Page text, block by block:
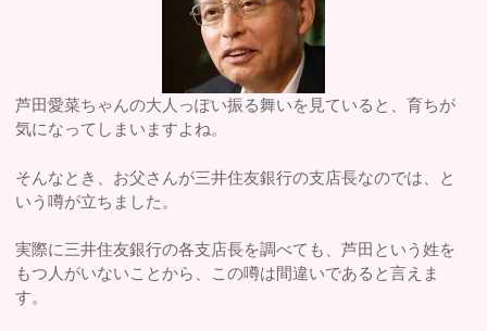
芦田愛菜ちゃんの大人っぽい振る舞いを見ていると、育ちが
気になってしまいますよね。
そんなとき、お父さんが三井住友銀行の支店長なのでは、と
いう噂が立ちました。
実際に三井住友銀行の各支店長を調べても、芦田という姓を
もつ人がいないことから、この噂は間違いであると言えま
す。